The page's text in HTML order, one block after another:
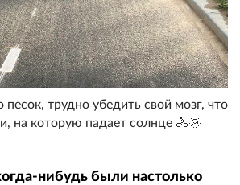
песок, трудно убедить свой мозг, что
на которую падает солнце 🚴🌞
нибудь были настолько